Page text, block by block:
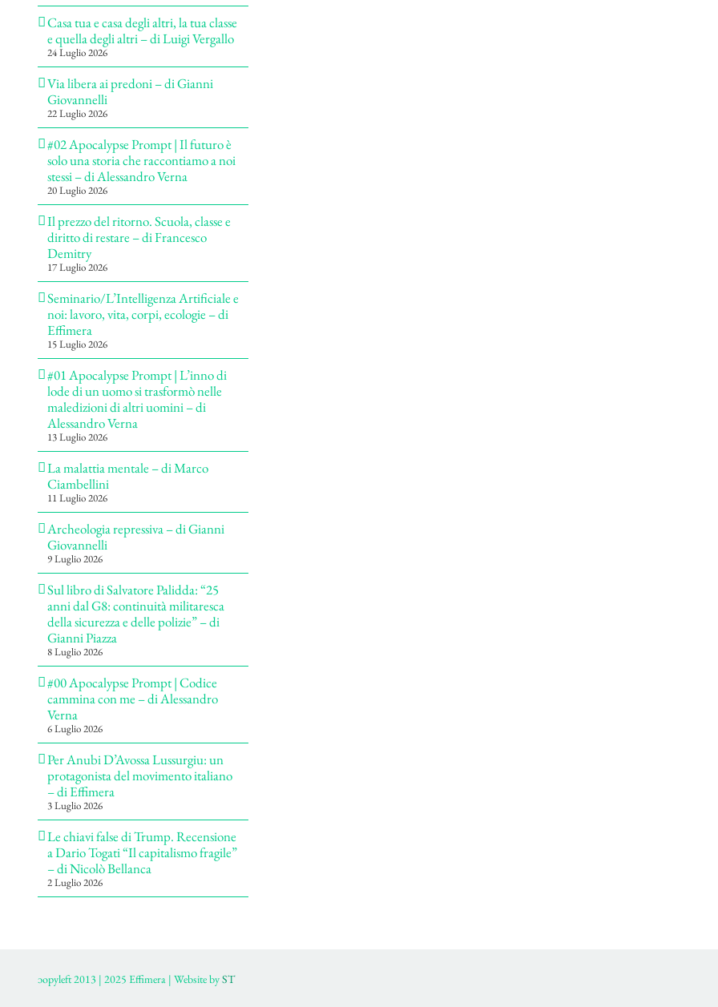
Casa tua e casa degli altri, la tua classe
e quella degli altri – di Luigi Vergallo
24 Luglio 2026
Via libera ai predoni – di Gianni
Giovannelli
22 Luglio 2026
#02 Apocalypse Prompt | Il futuro è
solo una storia che raccontiamo a noi
stessi – di Alessandro Verna
20 Luglio 2026
Il prezzo del ritorno. Scuola, classe e
diritto di restare – di Francesco
Demitry
17 Luglio 2026
Seminario/L’Intelligenza Artificiale e
noi: lavoro, vita, corpi, ecologie – di
Effimera
15 Luglio 2026
#01 Apocalypse Prompt | L’inno di
lode di un uomo si trasformò nelle
maledizioni di altri uomini – di
Alessandro Verna
13 Luglio 2026
La malattia mentale – di Marco
Ciambellini
11 Luglio 2026
Archeologia repressiva – di Gianni
Giovannelli
9 Luglio 2026
Sul libro di Salvatore Palidda: “25
anni dal G8: continuità militaresca
della sicurezza e delle polizie” – di
Gianni Piazza
8 Luglio 2026
#00 Apocalypse Prompt | Codice
cammina con me – di Alessandro
Verna
6 Luglio 2026
Per Anubi D’Avossa Lussurgiu: un
protagonista del movimento italiano
– di Effimera
3 Luglio 2026
Le chiavi false di Trump. Recensione
a Dario Togati “Il capitalismo fragile”
– di Nicolò Bellanca
2 Luglio 2026
ɔopyleft 2013 | 2025 Effimera | Website byST